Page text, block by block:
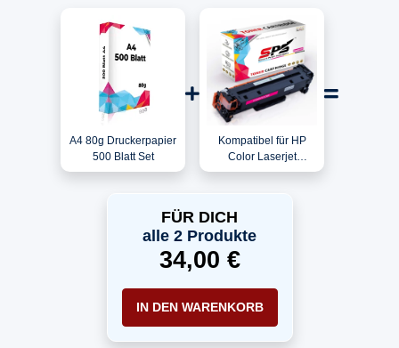
A4 80g Druckerpapier
500 Blatt Set
Kompatibel für HP
Color Laserjet
CP2020DN / CC533A
FÜR DICH
alle 2 Produkte
34,00 €
IN DEN WARENKORB